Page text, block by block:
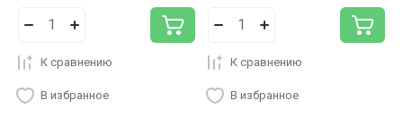
К сравнению
В избранное
К сравнению
В избранное